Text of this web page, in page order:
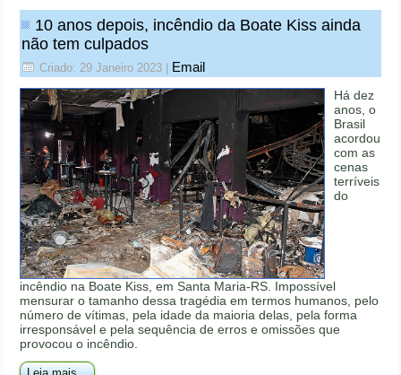
10 anos depois, incêndio da Boate Kiss ainda
não tem culpados
Criado: 29 Janeiro 2023 Email
Há dez
anos, o
Brasil
acordou
com as
cenas
terríveis
do
incêndio na Boate Kiss, em Santa Maria-RS. Impossível
mensurar o tamanho dessa tragédia em termos humanos, pelo
número de vítimas, pela idade da maioria delas, pela forma
irresponsável e pela sequência de erros e omissões que
provocou o incêndio.